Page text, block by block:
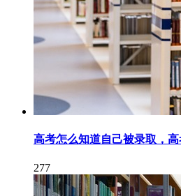
高考怎么知道自己被录取，
277